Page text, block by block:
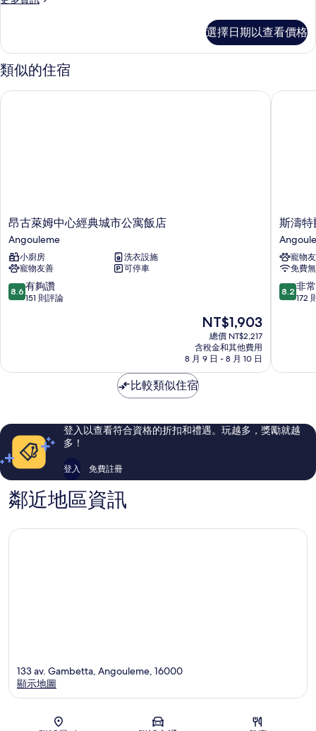
片
的
詳
情
選擇日期以查看價格
類似的住宿
昂
古
萊
姆
中
心
經
飯
昂古萊姆中心經典城市公寓飯店
Angouleme
小廚房
洗衣設施
寵物友善
可停車
8.6
分，
夠
評
論
8.6 有夠讚
151 則評論
現
在
價
格
為
NT$1,903
總價 NT$2,217
含稅金和其他費用
8 月 9 日 - 8 月 10 日
昂古萊姆中心經典城市公寓飯店
斯
濤
特
爾
歐
洲
飯
斯濤特
寵物
免費
8.2
分，
常
評
論
8.2 非
172
斯濤特
比較類似住宿
登入以查看符合資格的折扣和禮遇。玩越多，獎勵就越
多！
登入 免費註冊
鄰近地區資訊
地圖
133 av. Gambetta, Angouleme, 16000
顯示地圖